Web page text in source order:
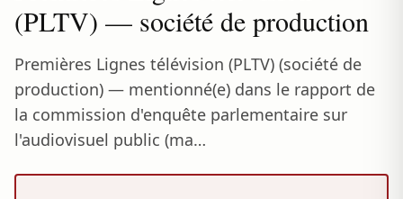
(PLTV) — société de production
Premières Lignes télévision (PLTV) (société de
production) — mentionné(e) dans le rapport de
la commission d'enquête parlementaire sur
l'audiovisuel public (ma…